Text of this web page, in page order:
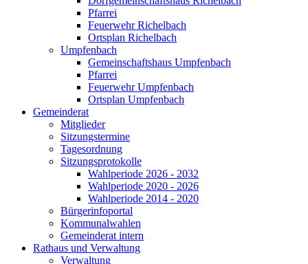
Pfarrei
Feuerwehr Richelbach
Ortsplan Richelbach
Umpfenbach
Gemeinschaftshaus Umpfenbach
Pfarrei
Feuerwehr Umpfenbach
Ortsplan Umpfenbach
Gemeinderat
Mitglieder
Sitzungstermine
Tagesordnung
Sitzungsprotokolle
Wahlperiode 2026 - 2032
Wahlperiode 2020 - 2026
Wahlperiode 2014 - 2020
Bürgerinfoportal
Kommunalwahlen
Gemeinderat intern
Rathaus und Verwaltung
Verwaltung